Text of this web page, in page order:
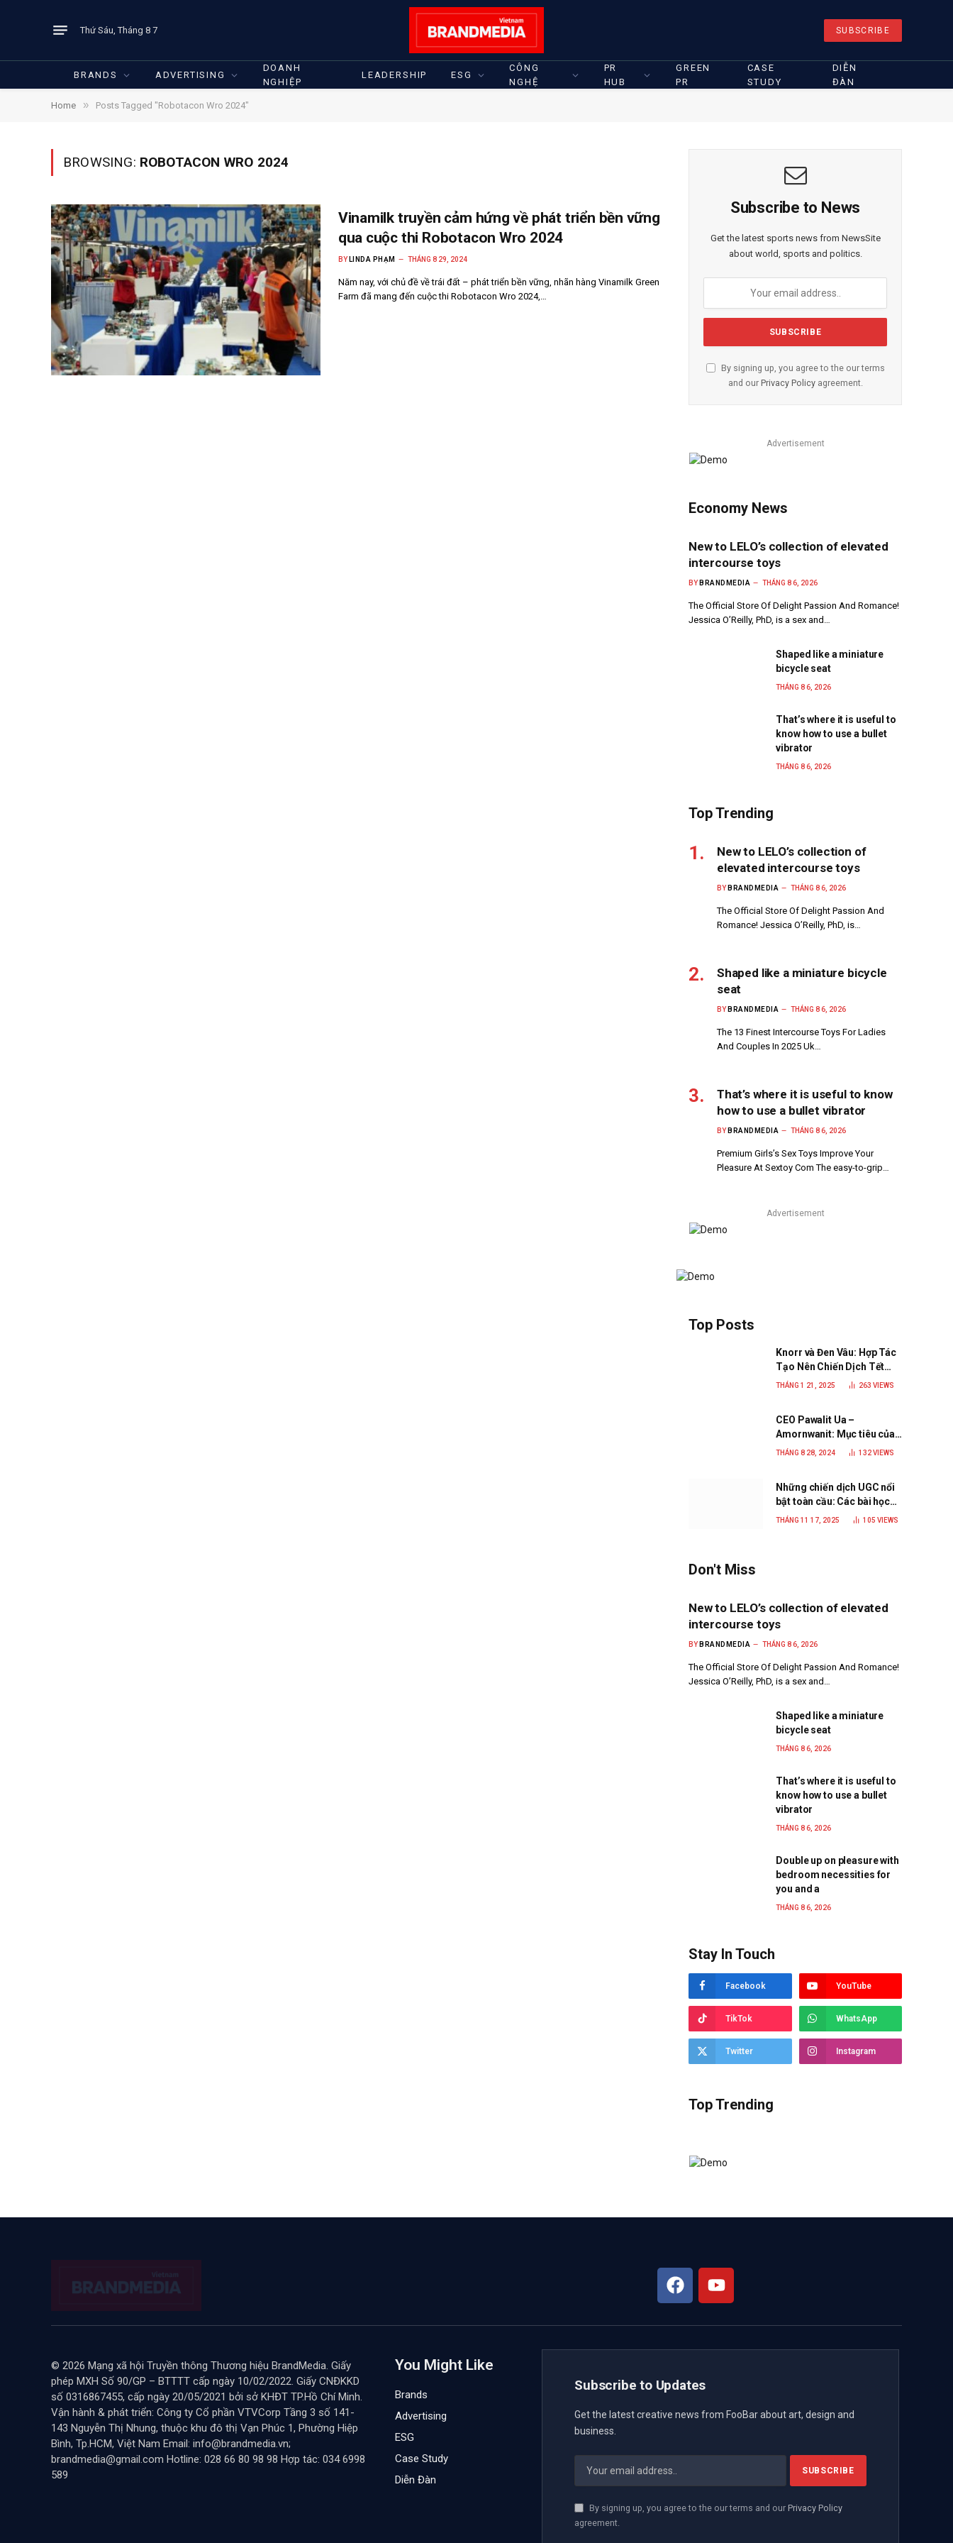
Thứ Sáu, Tháng 8 7 SUBSCRIBE
BRANDS ADVERTISING
DOANH
NGHIỆP
LEADERSHIP ESG
CÔNG
NGHỆ
PR
HUB
GREEN
PR
CASE
STUDY
DIỄN
ĐÀN
Home » Posts Tagged "Robotacon Wro 2024"
BROWSING: ROBOTACON WRO 2024
Vinamilk truyền cảm hứng về phát triển bền vững
qua cuộc thi Robotacon Wro 2024
BY LINDA PHẠM THÁNG 8 29, 2024
Năm nay, với chủ đề về trái đất – phát triển bền vững, nhãn hàng Vinamilk Green
Farm đã mang đến cuộc thi Robotacon Wro 2024,…
Subscribe to News
Get the latest sports news from NewsSite
about world, sports and politics.
By signing up, you agree to the our terms
and our Privacy Policyagreement.
Advertisement
Economy News
New to LELO’s collection of elevated
intercourse toys
BY BRANDMEDIA THÁNG 8 6, 2026
The Official Store Of Delight Passion And Romance!
Jessica O’Reilly, PhD, is a sex and…
Shaped like a miniature
bicycle seat
THÁNG 8 6, 2026
That’s where it is useful to
know how to use a bullet
vibrator
THÁNG 8 6, 2026
Top Trending
New to LELO’s collection of
elevated intercourse toys
BY BRANDMEDIA THÁNG 8 6, 2026
The Official Store Of Delight Passion And
Romance! Jessica O’Reilly, PhD, is…
Shaped like a miniature bicycle
seat
BY BRANDMEDIA THÁNG 8 6, 2026
The 13 Finest Intercourse Toys For Ladies
And Couples In 2025 Uk…
That’s where it is useful to know
how to use a bullet vibrator
BY BRANDMEDIA THÁNG 8 6, 2026
Premium Girls’s Sex Toys Improve Your
Pleasure At Sextoy Com The easy-to-grip…
Advertisement
Top Posts
Knorr và Đen Vâu: Hợp Tác
Tạo Nên Chiến Dịch Tết
2025 Đầy Cảm Xúc “Vị Nhà”
THÁNG 1 21, 2025 263VIEWS
CEO Pawalit Ua –
Amornwanit: Mục tiêu của
C.P. Việt Nam là trở thành
THÁNG 8 28, 2024 132VIEWS
Những chiến dịch UGC nổi
bật toàn cầu: Các bài học
đắt giá cho thương hiệu
THÁNG 11 17, 2025 105VIEWS
Don't Miss
New to LELO’s collection of elevated
intercourse toys
BY BRANDMEDIA THÁNG 8 6, 2026
The Official Store Of Delight Passion And Romance!
Jessica O’Reilly, PhD, is a sex and…
Shaped like a miniature
bicycle seat
THÁNG 8 6, 2026
That’s where it is useful to
know how to use a bullet
vibrator
THÁNG 8 6, 2026
Double up on pleasure with
bedroom necessities for
you and a
THÁNG 8 6, 2026
Stay In Touch
Facebook YouTube
TikTok WhatsApp
Twitter Instagram
Top Trending
© 2026 Mạng xã hội Truyền thông Thương hiệu BrandMedia. Giấy
phép MXH Số 90/GP – BTTTT cấp ngày 10/02/2022. Giấy CNĐKKD
số 0316867455, cấp ngày 20/05/2021 bởi sở KHĐT TP.Hồ Chí Minh.
Vận hành & phát triển: Công ty Cổ phần VTVCorp Tầng 3 số 141-
143 Nguyễn Thị Nhung, thuộc khu đô thị Vạn Phúc 1, Phường Hiệp
Bình, Tp.HCM, Việt Nam Email: info@brandmedia.vn;
brandmedia@gmail.com Hotline: 028 66 80 98 98 Hợp tác: 034 6998
589
You Might Like
Brands
Advertising
ESG
Case Study
Diễn Đàn
Subscribe to Updates
Get the latest creative news from FooBar about art, design and
business.
By signing up, you agree to the our terms and ourPrivacy Policy
agreement.